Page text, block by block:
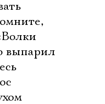
выпарил